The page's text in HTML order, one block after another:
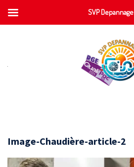
Image-Chaudière-article-2
SVP Depannage